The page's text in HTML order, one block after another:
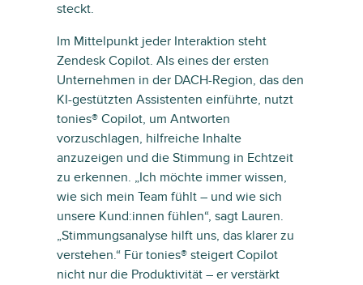
steckt.
Im Mittelpunkt jeder Interaktion steht
Zendesk Copilot. Als eines der ersten
Unternehmen in der DACH-Region, das den
KI-gestützten Assistenten einführte, nutzt
tonies® Copilot, um Antworten
vorzuschlagen, hilfreiche Inhalte
anzuzeigen und die Stimmung in Echtzeit
zu erkennen. „Ich möchte immer wissen,
wie sich mein Team fühlt – und wie sich
unsere Kund:innen fühlen“, sagt Lauren.
„Stimmungsanalyse hilft uns, das klarer zu
verstehen.“ Für tonies® steigert Copilot
nicht nur die Produktivität – er verstärkt